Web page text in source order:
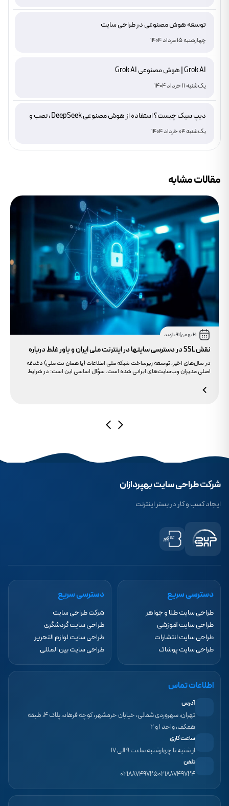
توسعه هوش مصنوعی در طراحی سایت
چهارشنبه 15 مرداد 1404
Grok AI | هوش مصنوعی Grok AI
یک‌شنبه 11 خرداد 1404
دیپ سیک چیست؟ استفاده از هوش مصنوعی DeepSeek ، نصب و
دانلود
یک‌شنبه 04 خرداد 1404
مقالات مشابه
21 بهمن |91 بازدید
نقش SSL در دسترسی سایتها در اینترنت ملی ایران و باور غلط درباره
دامنه های IR
در سال‌های اخیر، توسعه زیرساخت شبکه ملی اطلاعات (یا همان نت ملی) دغدغه
اصلی مدیران وب‌سایت‌های ایرانی شده است. سؤال اساسی این است: در شرایط
شرکت طراحی سایت بهپردازان
ایجاد کسب و کار در بستر اینترنت
دسترسی سریع
طراحی سایت طلا و جواهر
طراحی سایت آموزشی
طراحی سایت انتشارات
طراحی سایت پوشاک
دسترسی سریع
شرکت طراحی سایت
طراحی سایت گردشگری
طراحی سایت لوازم التحریر
طراحی سایت بین المللی
اطلاعات تماس
آدرس
تهران، سهروردی شمالی، خیابان خرمشهر، کوچه فرهاد، پلاک ۴، طبقه
همکف، واحد ۱ و ۲
ساعت کاری
از شنبه تا چهارشنبه ساعت ۹ الی ۱۷
تلفن
۰۲۱۸۸۷۴۹۷۲۴۰۲۱۸۸۷۴۹۷۲۵